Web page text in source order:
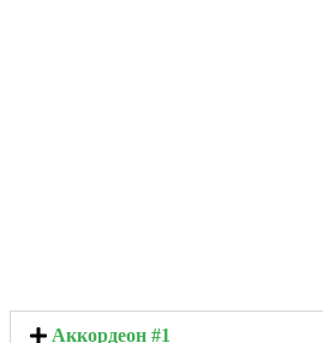
Аккордеон #1